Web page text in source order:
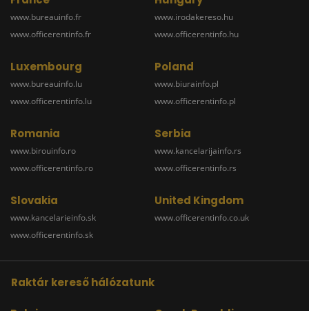
www.bureauinfo.fr
www.officerentinfo.fr
www.irodakereso.hu
www.officerentinfo.hu
Luxembourg
www.bureauinfo.lu
www.officerentinfo.lu
Poland
www.biurainfo.pl
www.officerentinfo.pl
Romania
www.birouinfo.ro
www.officerentinfo.ro
Serbia
www.kancelarijainfo.rs
www.officerentinfo.rs
Slovakia
www.kancelarieinfo.sk
www.officerentinfo.sk
United Kingdom
www.officerentinfo.co.uk
Raktár kereső hálózatunk